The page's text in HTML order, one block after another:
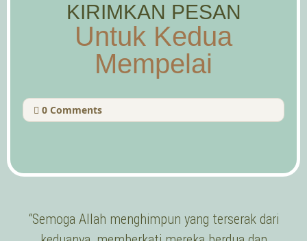
KIRIMKAN PESAN
Untuk Kedua
Mempelai
0 Comments
“Semoga Allah menghimpun yang terserak dari